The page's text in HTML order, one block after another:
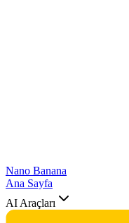
Nano Banana
Ana Sayfa
AI Araçları